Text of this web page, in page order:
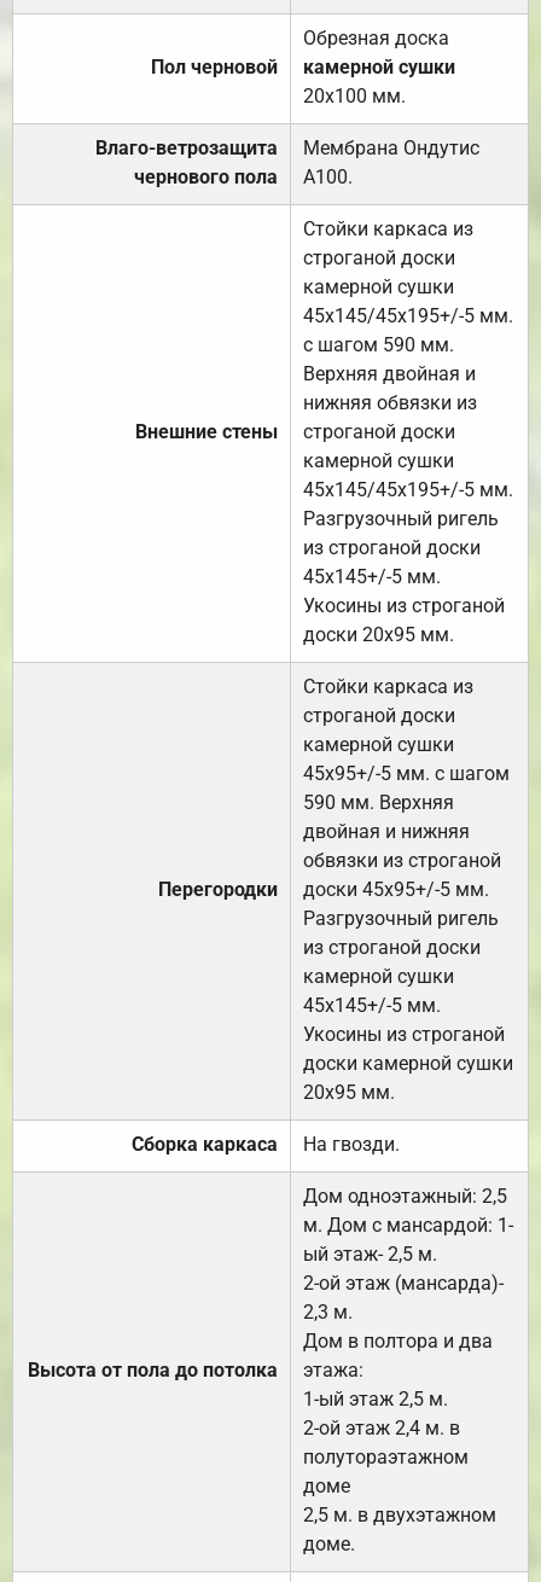
Пол черновой
Обрезная доска
камерной сушки
20х100 мм.
Влаго-ветрозащита
чернового пола
Мембрана Ондутис
А100.
Внешние стены
Стойки каркаса из
строганой доски
камерной сушки
45х145/45х195+/-5 мм.
с шагом 590 мм.
Верхняя двойная и
нижняя обвязки из
строганой доски
камерной сушки
45х145/45х195+/-5 мм.
Разгрузочный ригель
из строганой доски
45х145+/-5 мм.
Укосины из строганой
доски 20х95 мм.
Перегородки
Стойки каркаса из
строганой доски
камерной сушки
45х95+/-5 мм. с шагом
590 мм. Верхняя
двойная и нижняя
обвязки из строганой
доски 45х95+/-5 мм.
Разгрузочный ригель
из строганой доски
камерной сушки
45х145+/-5 мм.
Укосины из строганой
доски камерной сушки
20х95 мм.
Сборка каркаса На гвозди.
Высота от пола до потолка
Дом одноэтажный: 2,5
м. Дом с мансардой: 1-
ый этаж- 2,5 м.
2-ой этаж (мансарда)-
2,3 м.
Дом в полтора и два
этажа:
1-ый этаж 2,5 м.
2-ой этаж 2,4 м. в
полутораэтажном
доме
2,5 м. в двухэтажном
доме.